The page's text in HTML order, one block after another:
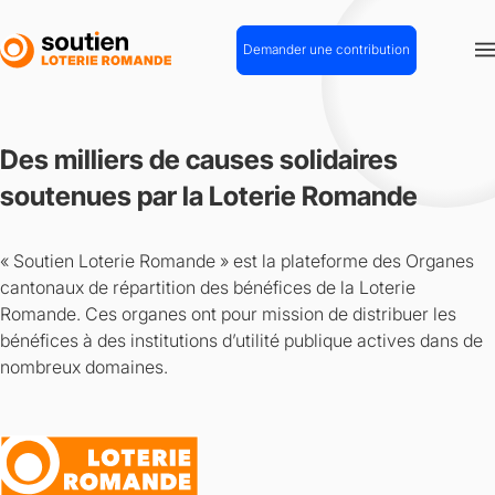
au
contenu
Demander une contribution
Des milliers de causes solidaires
soutenues par la Loterie Romande
« Soutien Loterie Romande » est la plateforme des Organes
cantonaux de répartition des bénéfices de la Loterie
Romande. Ces organes ont pour mission de distribuer les
bénéfices à des institutions d’utilité publique actives dans de
nombreux domaines.